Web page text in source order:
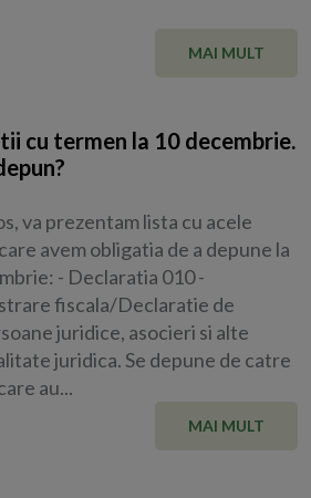
MAI MULT
cu termen la 10 decembrie.
va prezentam lista cu acele
avem obligatia de a depune la
- Declaratia 010 -
fiscala/Declaratie de
juridice, asocieri si alte
juridica. Se depune de catre
au...
MAI MULT